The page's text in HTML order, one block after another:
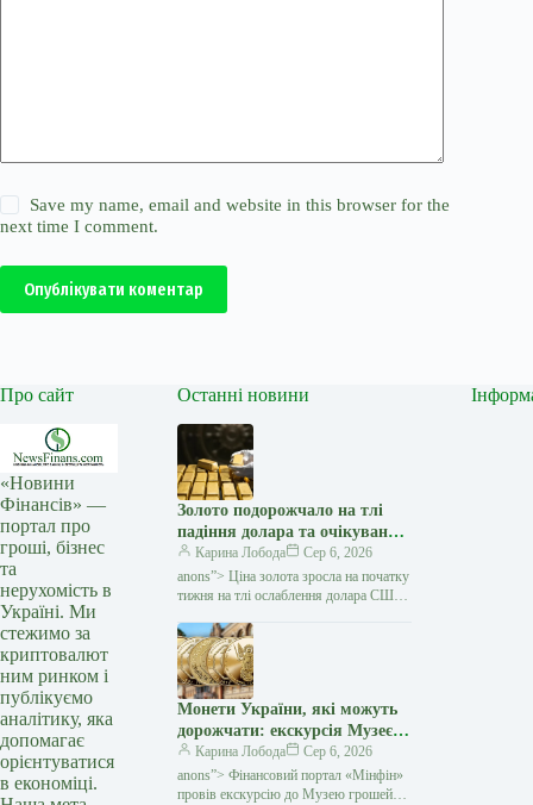
Save my name, email and website in this browser for the
next time I comment.
Опублікувати коментар
Про сайт
«Новини
Фінансів» —
портал про
гроші, бізнес
та
нерухомість в
Україні. Ми
стежимо за
криптовалют
ним ринком і
публікуємо
аналітику, яка
допомагає
орієнтуватися
в економіці.
Останні новини
Золото подорожчало на тлі
падіння долара та очікувань
переговорів США з Іраном —
Мінфін
Карина Лобода
Сер 6, 2026
anons”> Ціна золота зросла на початку
тижня на тлі ослаблення долара США
витка інфляції. Як повідомляє Reuters,
ринок…
Монети України, які можуть
дорожчати: екскурсія Музеєм
грошей НБУ (відео) — Мінфін
Карина Лобода
Сер 6, 2026
anons”> Фінансовий портал «Мінфін»
провів екскурсію до Музею грошей